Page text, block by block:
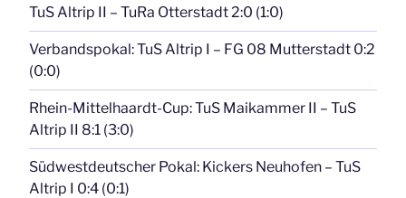
TuS Altrip II – TuRa Otterstadt 2:0 (1:0)
Verbandspokal: TuS Altrip I – FG 08 Mutterstadt 0:2
(0:0)
Rhein-Mittelhaardt-Cup: TuS Maikammer II – TuS
Altrip II 8:1 (3:0)
Südwestdeutscher Pokal: Kickers Neuhofen – TuS
Altrip I 0:4 (0:1)